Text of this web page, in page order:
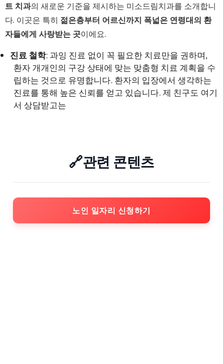
트 치과의 새로운 기준을 제시하는 미소드림치과를 소개합니
다. 이곳은 특히 젊은층부터 어르신까지 폭넓은 연령대의 환
자들에게 사랑받는 곳이에요.
진료 철학: 과잉 진료 없이 꼭 필요한 치료만을 권하며,
환자 개개인의 구강 상태에 맞는 맞춤형 치료 계획을 수
립하는 것으로 유명합니다. 환자의 입장에서 생각하는
진료를 통해 높은 신뢰를 얻고 있습니다. 제 친구도 여기
서 상담받고는
🔗관련 콘텐츠
노인 일자리 신청하기